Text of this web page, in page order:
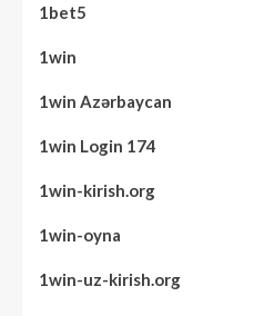
1bet5
1win
1win Azərbaycan
1win Login 174
1win-kirish.org
1win-oyna
1win-uz-kirish.org